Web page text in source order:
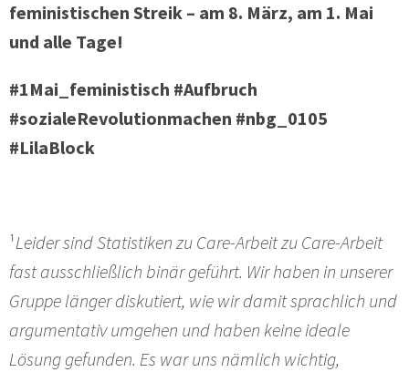
feministischen Streik – am 8. März, am 1. Mai
und alle Tage!
#1Mai_feministisch #Aufbruch
#sozialeRevolutionmachen #nbg_0105
#LilaBlock
¹Leider sind Statistiken zu Care-Arbeit zu Care-Arbeit
fast ausschließlich binär geführt. Wir haben in unserer
Gruppe länger diskutiert, wie wir damit sprachlich und
argumentativ umgehen und haben keine ideale
Lösung gefunden. Es war uns nämlich wichtig,